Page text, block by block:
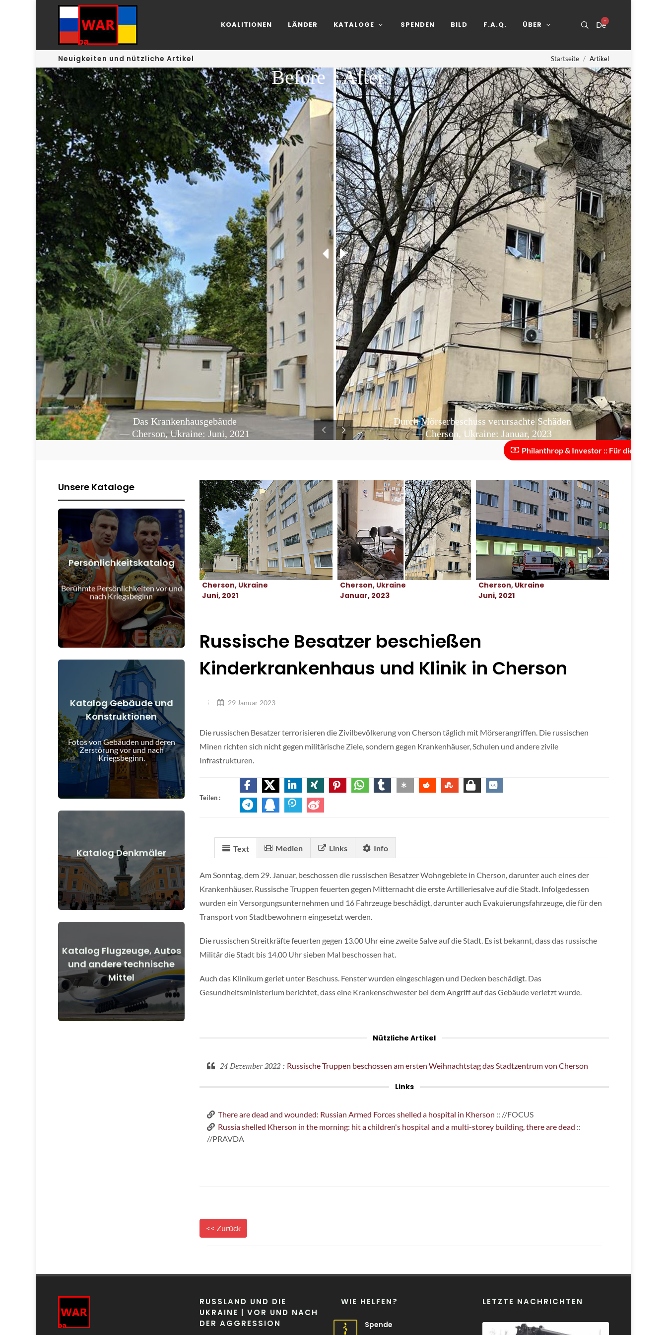
De
KOALITIONEN LÄNDER KATALOGE SPENDEN BILD F.A.Q. ÜBER
Neuigkeiten und nützliche Artikel Startseite Artikel
Durch Mörserbeschuss verursachte Schäden
— Cherson, Ukraine: Januar, 2023
After
Das Krankenhausgebäude
— Cherson, Ukraine: Juni, 2021
Before
Philanthrop & Investor :: Für die Skalierung
Unsere Kataloge
Persönlichkeitskatalog
Berühmte Persönlichkeiten vor und
nach Kriegsbeginn
Menschen vor und nach
Kriegsbeginn
Details anzeigen
Katalog Gebäude und
Konstruktionen
Fotos von Gebäuden und deren
Zerstörung vor und nach
Kriegsbeginn.
Gebäude, Bauwerke, Objekte vor
und nach Kriegsbeginn
Details anzeigen
Katalog Denkmäler
Denkmäler, Kunstwerke vor und
nach Kriegsbeginn
Details anzeigen
Katalog Flugzeuge, Autos
und andere technische
Mittel
Flugzeuge, Autos, technische Mittel
vor und nach Kriegsbeginn
Details anzeigen
Cherson, Ukraine
Juni, 2021
Cherson, Ukraine
Januar, 2023
Cherson, Ukraine
Juni, 2021
Russische Besatzer beschießen
Kinderkrankenhaus und Klinik in Cherson
29 Januar 2023
Die russischen Besatzer terrorisieren die Zivilbevölkerung von Cherson täglich mit Mörserangriffen. Die russischen
Minen richten sich nicht gegen militärische Ziele, sondern gegen Krankenhäuser, Schulen und andere zivile
Infrastrukturen.
Teilen :
Text Medien Links Info
Am Sonntag, dem 29. Januar, beschossen die russischen Besatzer Wohngebiete in Cherson, darunter auch eines der
Krankenhäuser. Russische Truppen feuerten gegen Mitternacht die erste Artilleriesalve auf die Stadt. Infolgedessen
wurden ein Versorgungsunternehmen und 16 Fahrzeuge beschädigt, darunter auch Evakuierungsfahrzeuge, die für den
Transport von Stadtbewohnern eingesetzt werden.
Die russischen Streitkräfte feuerten gegen 13.00 Uhr eine zweite Salve auf die Stadt. Es ist bekannt, dass das russische
Militär die Stadt bis 14.00 Uhr sieben Mal beschossen hat.
Auch das Klinikum geriet unter Beschuss. Fenster wurden eingeschlagen und Decken beschädigt. Das
Gesundheitsministerium berichtet, dass eine Krankenschwester bei dem Angriff auf das Gebäude verletzt wurde.
Nützliche Artikel
24 Dezember 2022: Russische Truppen beschossen am ersten Weihnachtstag das Stadtzentrum von Cherson
Links
There are dead and wounded: Russian Armed Forces shelled a hospital in Kherson :: //FOCUS
Russia shelled Kherson in the morning: hit a children's hospital and a multi-storey building, there are dead ::
//PRAVDA
<< Zurück
RUSSLAND UND DIE
UKRAINE | VOR UND NACH
DER AGGRESSION
WIE HELFEN?
Spende
LETZTE NACHRICHTEN